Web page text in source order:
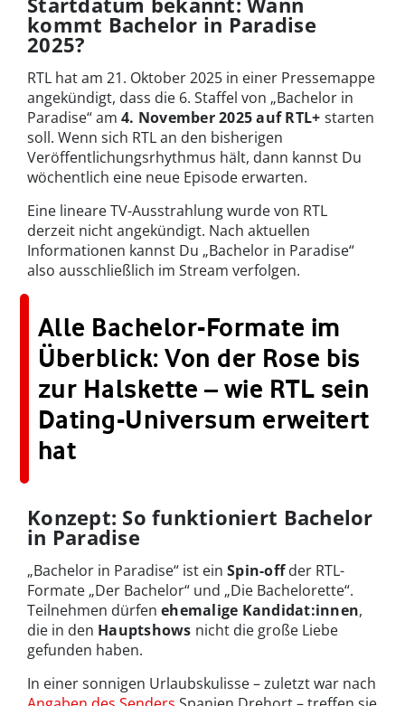
kommt Bachelor in Paradise
2025?
RTL hat am 21. Oktober 2025 in einer Pressemappe
angekündigt, dass die 6. Staffel von „Bachelor in
Paradise“ am 4. November 2025 auf RTL+ starten
soll. Wenn sich RTL an den bisherigen
Veröffentlichungsrhythmus hält, dann kannst Du
wöchentlich eine neue Episode erwarten.
Eine lineare TV-Ausstrahlung wurde von RTL
derzeit nicht angekündigt. Nach aktuellen
Informationen kannst Du „Bachelor in Paradise“
also ausschließlich im Stream verfolgen.
Alle Bachelor-Formate im
Überblick: Von der Rose bis
zur Halskette – wie RTL sein
Dating-Universum erweitert
hat
Konzept: So funktioniert Bachelor
in Paradise
„Bachelor in Paradise“ ist ein Spin-offder RTL-
Formate „Der Bachelor“ und „Die Bachelorette“.
Teilnehmen dürfen ehemalige Kandidat:innen,
die in den Hauptshows nicht die große Liebe
gefunden haben.
In einer sonnigen Urlaubskulisse – zuletzt war nach